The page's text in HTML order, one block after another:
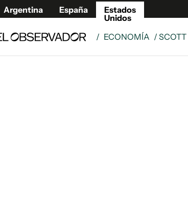
Argentina España
Estados
Unidos
/ ECONOMÍA / SCOTT